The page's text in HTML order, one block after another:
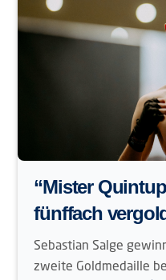
“Mister
fünffach
Sebastian Salge
zweite Goldmedaille